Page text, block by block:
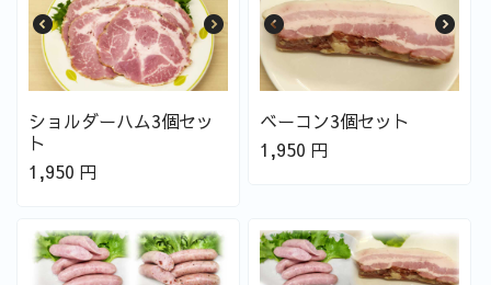
ショルダーハム3個セッ
ト
1,950 円
ベーコン3個セット
1,950 円